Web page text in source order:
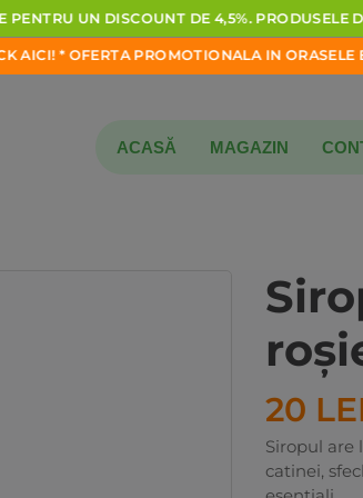
UNDISCOUNTDE4,5%.PRODUSELEDE
*OFERTAPROMOTIONALAINORASELE
ACASĂ MAGAZIN
20
Siropul are
catinei,